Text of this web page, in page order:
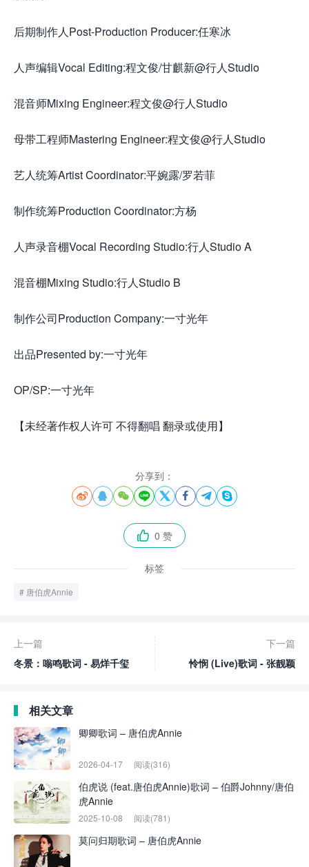
后期制作人Post-Production Producer:任寒冰
人声编辑Vocal Editing:程文俊/甘麒新@行人Studio
混音师Mixing Engineer:程文俊@行人Studio
母带工程师Mastering Engineer:程文俊@行人Studio
艺人统筹Artist Coordinator:平婉露/罗若菲
制作统筹Production Coordinator:方杨
人声录音棚Vocal Recording Studio:行人Studio A
混音棚Mixing Studio:行人Studio B
制作公司Production Company:一寸光年
出品Presented by:一寸光年
OP/SP:一寸光年
【未经著作权人许可 不得翻唱 翻录或使用】
分享到：
       
 0 赞
标签
唐伯虎Annie
上一篇
冬景：嗡鸣歌词 - 易烊千玺
下一篇
怜悯 (Live)歌词 - 张靓颖
相关文章
卿卿歌词 – 唐伯虎Annie
2026-04-17 阅读(316)
伯虎说 (feat.唐伯虎Annie)歌词 – 伯爵Johnny/唐伯
虎Annie
2025-10-08 阅读(781)
莫问归期歌词 – 唐伯虎Annie